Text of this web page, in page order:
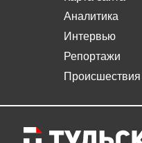
Аналитика
Интервью
Репортажи
Происшествия